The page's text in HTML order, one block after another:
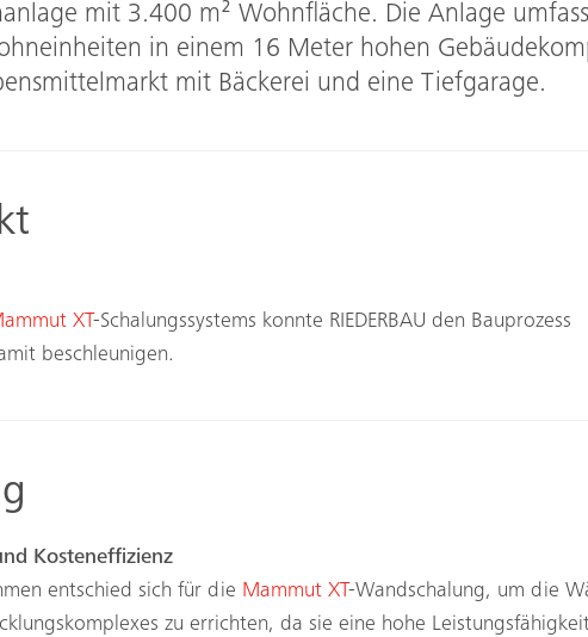
mit 3.400 m² Wohnfläche. Die Anlage
in einem 16 Meter hohen
mit Bäckerei und eine Tiefgarage.
XT-Schalungssystems konnte RIEDERBAU den Bauprozess
beschleunigen.
Kosteneffizienz
entschied sich für die Mammut XT-Wandschalung, um die
zu errichten, da sie eine hohe